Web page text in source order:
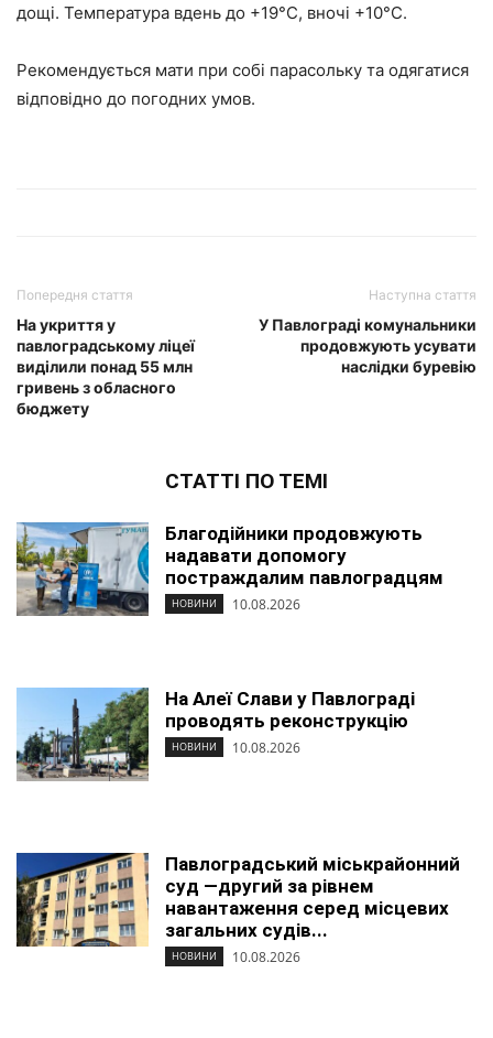
дощі. Температура вдень до +19°C, вночі +10°C.
Рекомендується мати при собі парасольку та одягатися
відповідно до погодних умов.
Попередня стаття
На укриття у
павлоградському ліцеї
виділили понад 55 млн
гривень з обласного
бюджету
Наступна стаття
У Павлограді комунальники
продовжують усувати
наслідки буревію
СТАТТІ ПО ТЕМІ
Благодійники продовжують
надавати допомогу
постраждалим павлоградцям
НОВИНИ 10.08.2026
На Алеї Слави у Павлограді
проводять реконструкцію
НОВИНИ 10.08.2026
Павлоградський міськрайонний
суд —другий за рівнем
навантаження серед місцевих
загальних судів...
НОВИНИ 10.08.2026